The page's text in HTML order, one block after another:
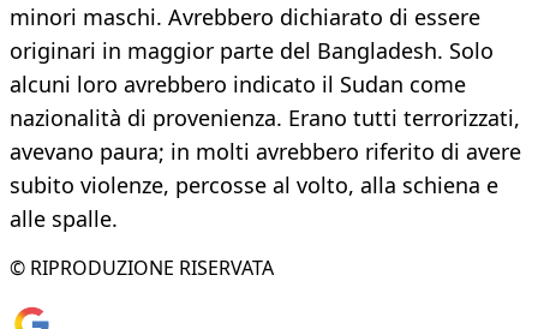
minori maschi. Avrebbero dichiarato di essere
originari in maggior parte del Bangladesh. Solo
alcuni loro avrebbero indicato il Sudan come
nazionalità di provenienza. Erano tutti terrorizzati,
avevano paura; in molti avrebbero riferito di avere
subito violenze, percosse al volto, alla schiena e
alle spalle.
© RIPRODUZIONE RISERVATA